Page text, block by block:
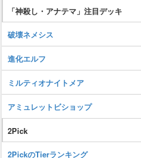
「神殺し・アナテマ」注目デッキ
破壊ネメシス
進化エルフ
ミルティオナイトメア
アミュレットビショップ
2Pick
2PickのTierランキング